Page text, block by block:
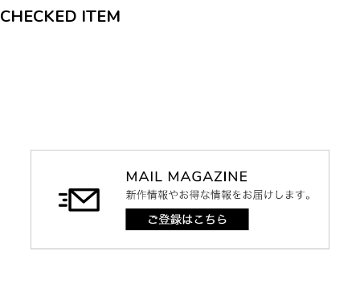
CHECKED ITEM